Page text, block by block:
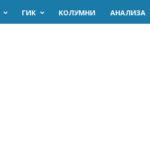
ГИК KОЛУМНИ AНАЛИЗА